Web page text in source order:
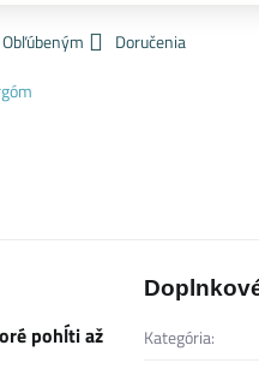
Doručenia
pohĺti až
Kategória: